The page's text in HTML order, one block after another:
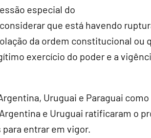
especial do
que está havendo
da ordem constitucional ou
exercício do poder e a
Uruguai e Paraguai
e Uruguai ratificaram o
entrar em vigor.